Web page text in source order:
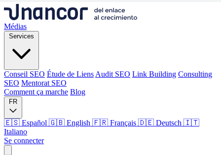
Médias
Services
Conseil SEO Étude de Liens Audit SEO Link Building Consulting
SEO Mentorat SEO
Comment ça marche Blog
FR
🇪🇸 Español 🇬🇧 English 🇫🇷 Français 🇩🇪 Deutsch 🇮🇹
Italiano
Se connecter